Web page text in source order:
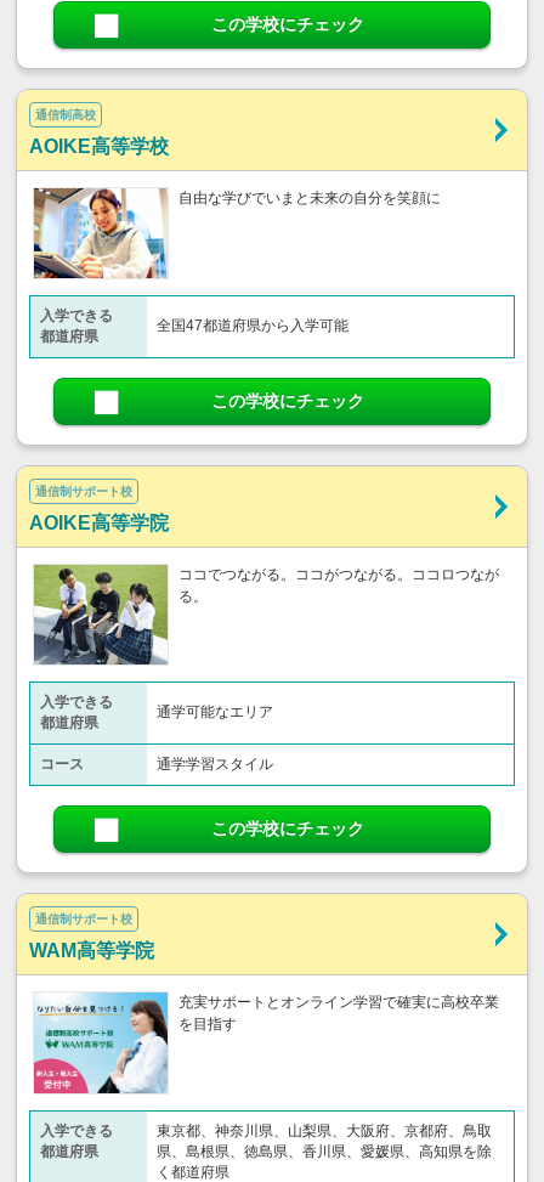
この学校にチェック
通信制高校
AOIKE高等学校
自由な学びでいまと未来の自分を笑顔に
入学できる
都道府県
全国47都道府県から入学可能
この学校にチェック
通信制サポート校
AOIKE高等学院
ココでつながる。ココがつながる。ココロつなが
る。
入学できる
都道府県
通学可能なエリア
コース 通学学習スタイル
この学校にチェック
通信制サポート校
WAM高等学院
充実サポートとオンライン学習で確実に高校卒業
を目指す
入学できる
都道府県
東京都、神奈川県、山梨県、大阪府、京都府、鳥取
県、島根県、徳島県、香川県、愛媛県、高知県を除
く都道府県